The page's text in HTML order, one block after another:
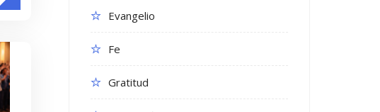
Evangelio
Fe
Gratitud